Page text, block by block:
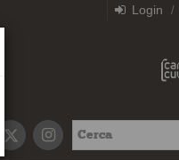
Login /